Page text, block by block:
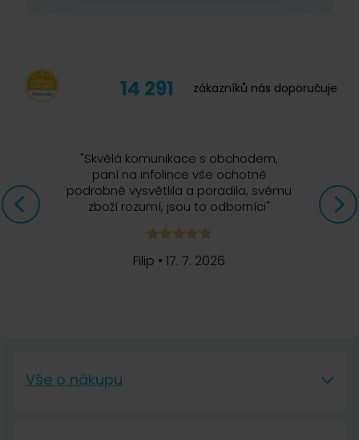
14 291 zákazníků nás doporučuje
"Skvělá komunikace s obchodem,
paní na infolince vše ochotně
podrobně vysvětlila a poradila, svému
zboží rozumí, jsou to odborníci"
Filip •17. 7. 2026
Vše o nákupu